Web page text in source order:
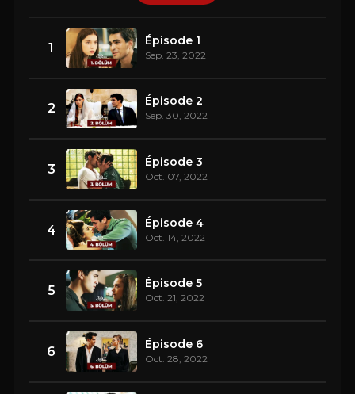
1 Épisode 1
Sep. 23, 2022
2 Épisode 2
Sep. 30, 2022
3 Épisode 3
Oct. 07, 2022
4 Épisode 4
Oct. 14, 2022
5 Épisode 5
Oct. 21, 2022
6 Épisode 6
Oct. 28, 2022